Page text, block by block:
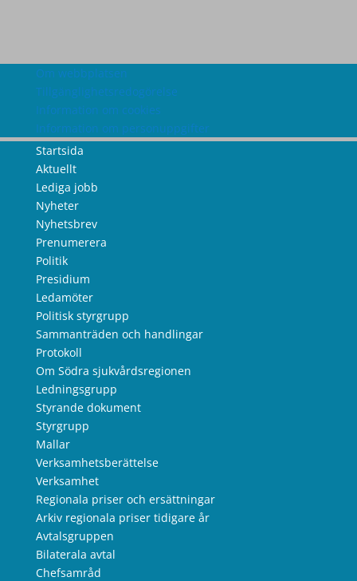
Om webbplatsen
Tillgänglighetsredogörelse
Information om cookies
Information om personuppgifter
Startsida
Aktuellt
Lediga jobb
Nyheter
Nyhetsbrev
Prenumerera
Politik
Presidium
Ledamöter
Politisk styrgrupp
Sammanträden och handlingar
Protokoll
Om Södra sjukvårdsregionen
Ledningsgrupp
Styrande dokument
Styrgrupp
Mallar
Verksamhetsberättelse
Verksamhet
Regionala priser och ersättningar
Arkiv regionala priser tidigare år
Avtalsgruppen
Bilaterala avtal
Chefsamråd